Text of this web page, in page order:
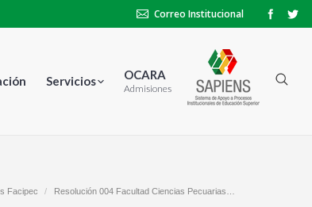
Correo Institucional
Servicios OCARA
Admisiones
Facipec Resolución 004 Facultad Ciencias Pecuarias…